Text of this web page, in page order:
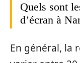
Quels sont
d’écran à
En général, la